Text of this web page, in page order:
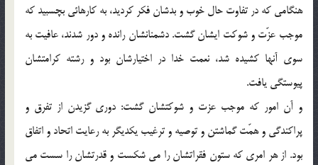
هنگامی که در تفاوت حال خوب و بدشان فکر کردید، به کارهائی بچسبید که
موجب عزّت و شوکت ایشان گشت. دشمنانشان رانده و دور شدند، عافیت به
سوی آنها کشیده شد، نعمت خدا در اختیارشان بود و رشته کرامتشان
پیوستگی یافت.
و آن امور که موجب عزت و شوکتشان گشت: دوری گزیدن از تفرق و
پراکندگی و همّت گماشتن و توصیه و ترغیب یکدیگر به رعایت اتحاد و اتفاق
بود. از هر امری که ستون فقراتشان را می شکست و قدرتشان را سست می